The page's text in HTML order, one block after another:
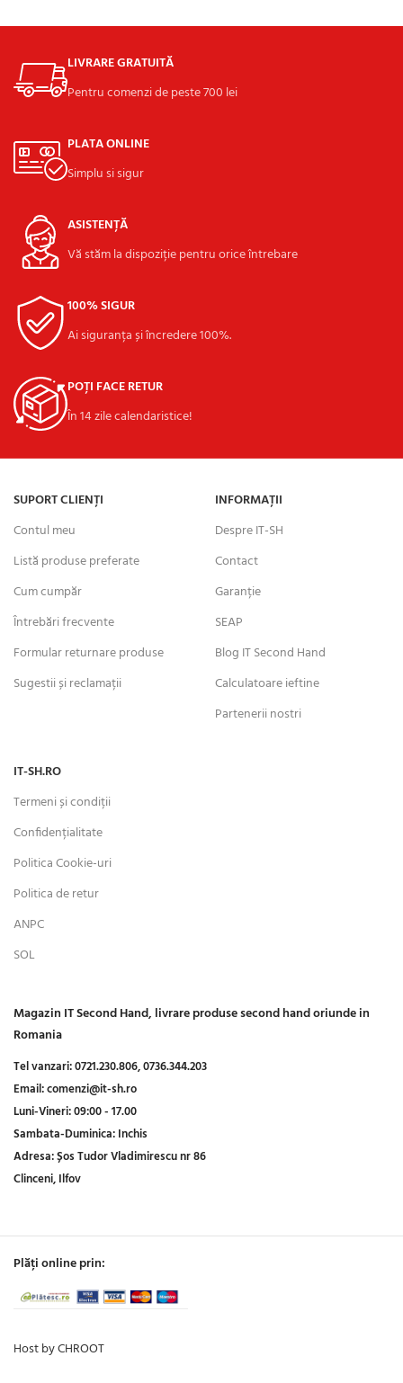
LIVRARE GRATUITĂ
Pentru comenzi de peste 700 lei
PLATA ONLINE
Simplu si sigur
ASISTENȚĂ
Vă stăm la dispoziție pentru orice întrebare
100% SIGUR
Ai siguranța și încredere 100%.
POȚI FACE RETUR
În 14 zile calendaristice!
SUPORT CLIENȚI
Contul meu
Listă produse preferate
Cum cumpăr
Întrebări frecvente
Formular returnare produse
Sugestii și reclamații
INFORMAȚII
Despre IT-SH
Contact
Garanție
SEAP
Blog IT Second Hand
Calculatoare ieftine
Partenerii nostri
IT-SH.RO
Termeni și condiții
Confidențialitate
Politica Cookie-uri
Politica de retur
ANPC
SOL
Magazin IT Second Hand, livrare produse second hand oriunde in
Romania
Tel vanzari:0721.230.806,0736.344.203
Email:comenzi@it-sh.ro
Luni-Vineri:09:00 - 17.00
Sambata-Duminica:Inchis
Adresa:Șos Tudor Vladimirescu nr 86
Clinceni, Ilfov
Plăți online prin:
Host by CHROOT